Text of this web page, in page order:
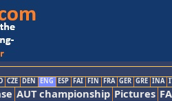
CZE DEN ENG ESP FAI FIN FRA GER GRE INA
AUT championship Pictures